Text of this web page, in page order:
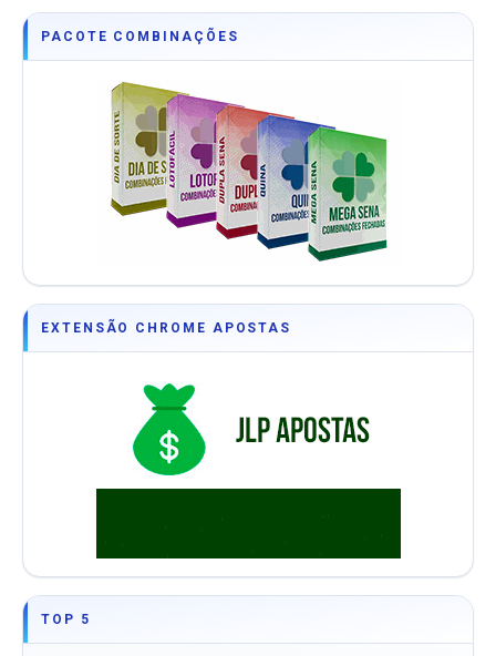
PACOTE COMBINAÇÕES
EXTENSÃO CHROME APOSTAS
TOP 5